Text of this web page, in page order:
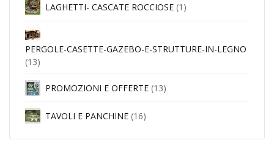
LAGHETTI- CASCATE ROCCIOSE (1)
PERGOLE-CASETTE-GAZEBO-E-STRUTTURE-IN-LEGNO
(13)
PROMOZIONI E OFFERTE (13)
TAVOLI E PANCHINE (16)